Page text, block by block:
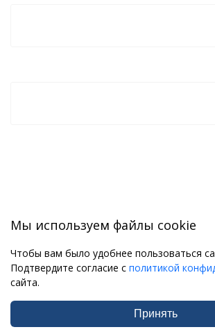
Мы используем файлы cookie
Чтобы вам было удобнее пользоваться
Подтвердите согласие с политикой
сайта.
Принять